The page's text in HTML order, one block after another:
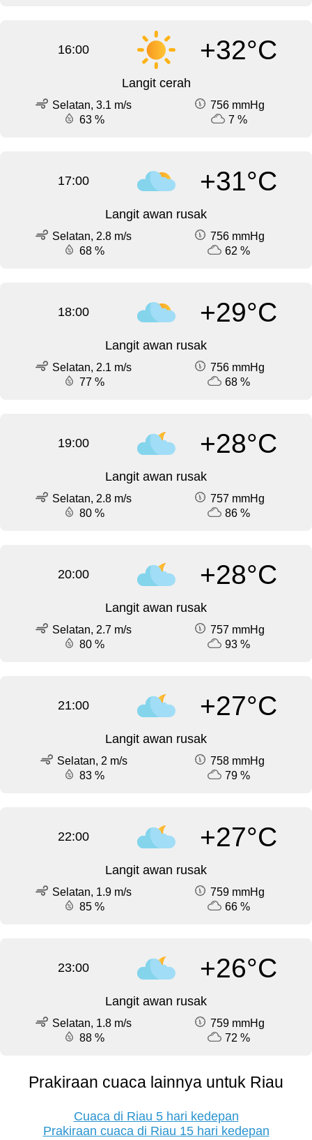
16:00 +32°C
Langit cerah
Selatan, 3.1 m/s
756 mmHg
63 %
7 %
17:00 +31°C
Langit awan rusak
Selatan, 2.8 m/s
756 mmHg
68 %
62 %
18:00 +29°C
Langit awan rusak
Selatan, 2.1 m/s
756 mmHg
77 %
68 %
19:00 +28°C
Langit awan rusak
Selatan, 2.8 m/s
757 mmHg
80 %
86 %
20:00 +28°C
Langit awan rusak
Selatan, 2.7 m/s
757 mmHg
80 %
93 %
21:00 +27°C
Langit awan rusak
Selatan, 2 m/s
758 mmHg
83 %
79 %
22:00 +27°C
Langit awan rusak
Selatan, 1.9 m/s
759 mmHg
85 %
66 %
23:00 +26°C
Langit awan rusak
Selatan, 1.8 m/s
759 mmHg
88 %
72 %
Prakiraan cuaca lainnya untuk Riau
Cuaca di Riau 5 hari kedepan
Prakiraan cuaca di Riau 15 hari kedepan